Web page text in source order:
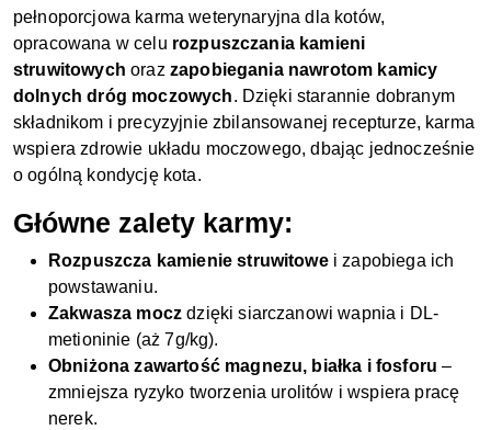
pełnoporcjowa karma weterynaryjna dla kotów,
opracowana w celu rozpuszczania kamieni
struwitowych oraz zapobiegania nawrotom kamicy
dolnych dróg moczowych. Dzięki starannie dobranym
składnikom i precyzyjnie zbilansowanej recepturze, karma
wspiera zdrowie układu moczowego, dbając jednocześnie
o ogólną kondycję kota.
Główne zalety karmy:
Rozpuszcza kamienie struwitowei zapobiega ich
powstawaniu.
Zakwasza mocz dzięki siarczanowi wapnia i DL-
metioninie (aż 7g/kg).
Obniżona zawartość magnezu, białka i fosforu –
zmniejsza ryzyko tworzenia urolitów i wspiera pracę
nerek.